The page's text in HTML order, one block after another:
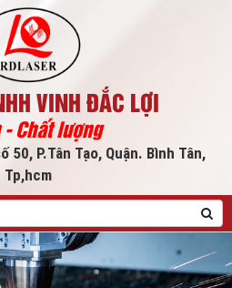
VINH ĐẮC LỢI
Chất lượng
P.Tân Tạo, Quận. Bình Tân,
Tp,hcm